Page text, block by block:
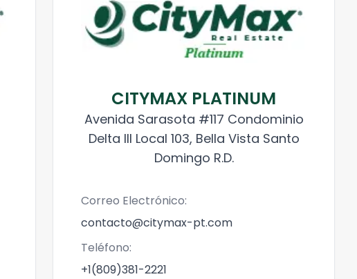
CITYMAX PLATINUM
Avenida Sarasota #117 Condominio
Delta III Local 103, Bella Vista Santo
Domingo R.D.
Correo Electrónico:
contacto@citymax-pt.com
Teléfono:
+1(809)381-2221